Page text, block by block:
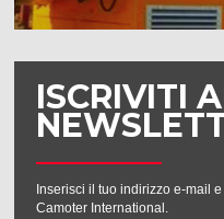
ISCRIVITI
Inserisci il tuo indirizzo e-mail
Camoter International.